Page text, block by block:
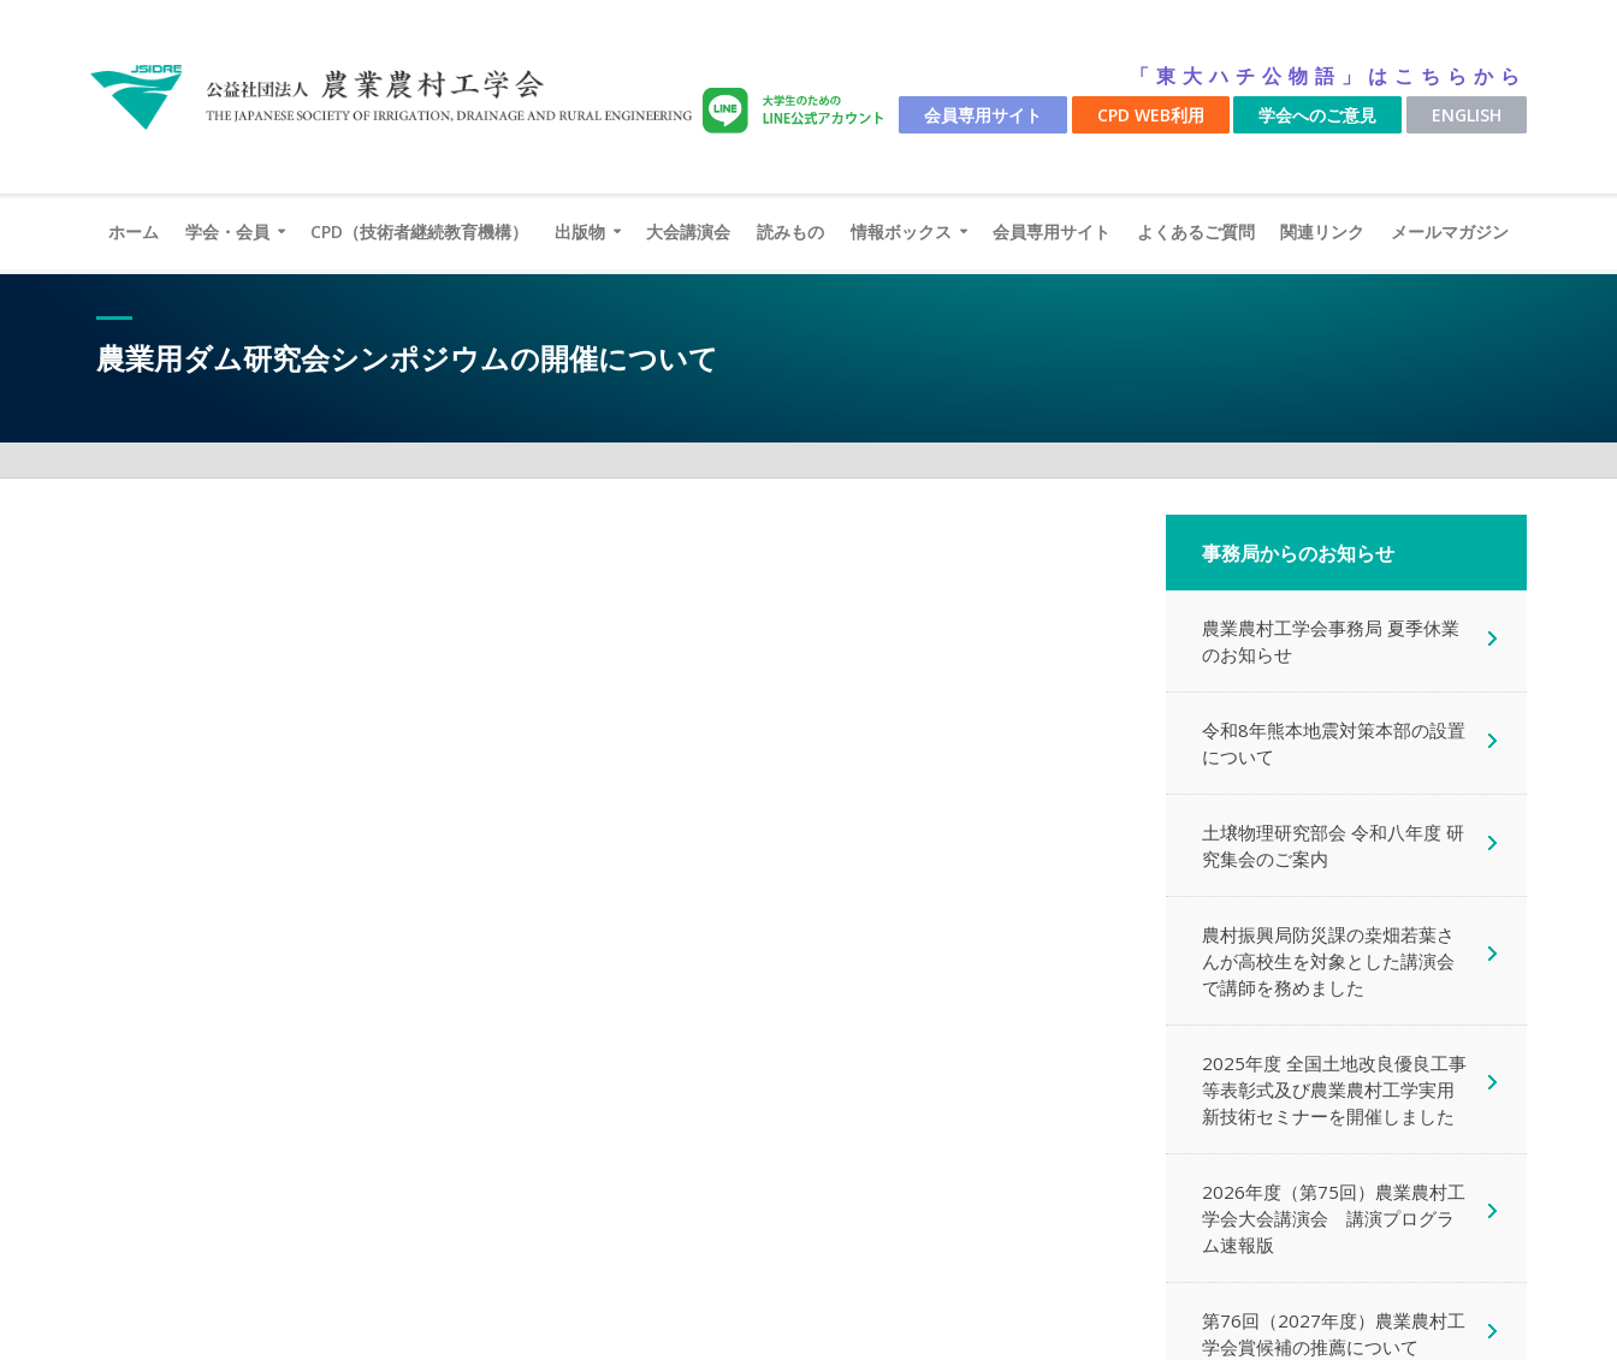
「東大ハチ公物語」はこちらから
会員専用サイト CPD WEB利用 学会へのご意見 ENGLISH
ホーム 学会・会員 CPD（技術者継続教育機構） 出版物 大会講演会 読みもの 情報ボックス 会員専用サイト よくあるご質問 関連リンク メールマガジン
農業用ダム研究会シンポジウムの開催について
事務局からのお知らせ
農業農村工学会事務局 夏季休業
のお知らせ
令和8年熊本地震対策本部の設置
について
土壌物理研究部会 令和八年度 研
究集会のご案内
農村振興局防災課の桒畑若葉さ
んが高校生を対象とした講演会
で講師を務めました
2025年度 全国土地改良優良工事
等表彰式及び農業農村工学実用
新技術セミナーを開催しました
2026年度（第75回）農業農村工
学会大会講演会 講演プログラ
ム速報版
第76回（2027年度）農業農村工
学会賞候補の推薦について